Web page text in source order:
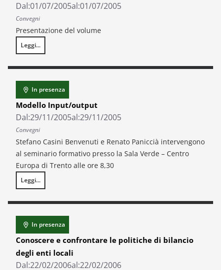
Dal:01/07/2005al:01/07/2005
Convegni
Presentazione del volume
Leggi...
Il cuore antico ha un futuro
In presenza
Modello Input/output
Dal:29/11/2005al:29/11/2005
Convegni
Stefano Casini Benvenuti e Renato Paniccià intervengono
al seminario formativo presso la Sala Verde – Centro
Europa di Trento alle ore 8,30
Leggi...
Modello Input/output
In presenza
Conoscere e confrontare le politiche di bilancio
degli enti locali
Dal:22/02/2006al:22/02/2006